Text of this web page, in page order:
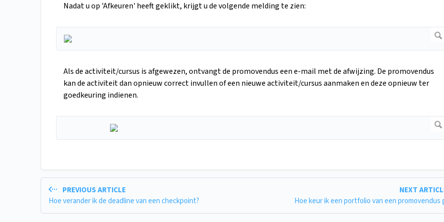
Nadat u op 'Afkeuren' heeft geklikt, krijgt u de volgende melding te zien:
Als de activiteit/cursus is afgewezen, ontvangt de promovendus een e-mail met de afwijzing. De promovendus
kan de activiteit dan opnieuw correct invullen of een nieuwe activiteit/cursus aanmaken en deze opnieuw ter
goedkeuring indienen.
PREVIOUS ARTICLE
Hoe verander ik de deadline van een checkpoint?
NEXT
Hoe keur ik een portfolio van een promovendus